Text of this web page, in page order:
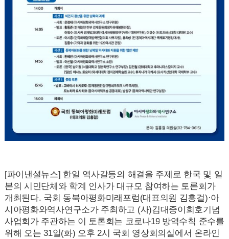
[파이낸셜뉴스] 한일 역사갈등의 해결을 주제로 한국 및 일
본의 시민단체와 학계 인사가 대규모 참여하는 토론회가
개최된다. 국회 동북아평화미래포럼(대표의원 김홍걸)·아
시아평화와역사연구소가 주최하고 (사)김대중이희호기념
사업회가 주관하는 이 토론회는 코로나19 방역수칙 준수를
위해 오는31일(화) 오후 2시 국회 영상회의실에서 온라인